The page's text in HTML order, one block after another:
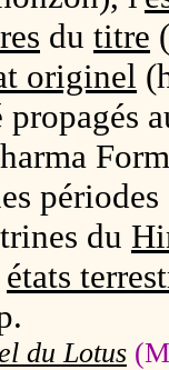
du titre (
originel (
du
états
du Lotus